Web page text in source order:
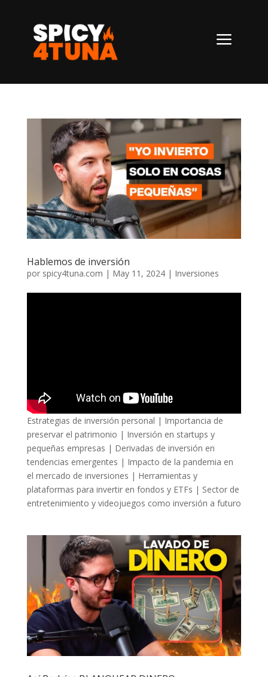
a
Hablemos de inversión
por spicy4tuna.com | May 11, 2024| Inversiones
Estrategias de inversión personal | Importancia de
preservar el patrimonio | Inversión en startups y
pequeñas empresas | Derivadas de inversión en
tendencias emergentes | Impacto de la pandemia en
el mercado de inversiones | Herramientas y
plataformas para invertir en fondos y ETFs | Sector de
entretenimiento y videojuegos como inversión a futuro